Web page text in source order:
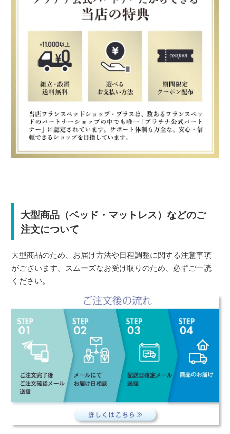
大型商品（ベッド・マットレス）などのご
注文について
大型商品のため、お届け方法や日程調整に関する注意事項
がございます。スムーズなお受け取りのため、必ずご一読
ください。